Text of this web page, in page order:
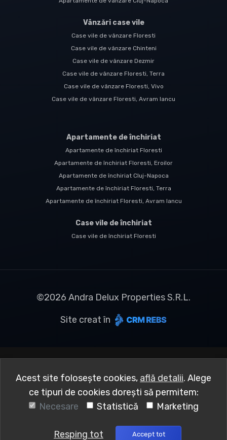
Vânzări case vile
Case vile de vânzare Floresti
Case vile de vânzare Chinteni
Case vile de vânzare Dezmir
Case vile de vânzare Floresti, Terra
Case vile de vânzare Floresti, Vivo
Case vile de vânzare Floresti, Avram Iancu
Apartamente de închiriat
Apartamente de închiriat Floresti
Apartamente de închiriat Floresti, Eroilor
Apartamente de închiriat Cluj-Napoca
Apartamente de închiriat Floresti, Terra
Apartamente de închiriat Floresti, Avram Iancu
Case vile de închiriat
Case vile de închiriat Floresti
©2026 Andra Delux Properties S.R.L.
Site creat în
Acest site folosește cookies, află detalii. Alege
ce tipuri de cookies dorești să permitem:
Necesare
Statistică Marketing
Resping tot Accept tot